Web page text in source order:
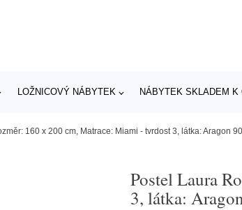
LOŽNICOVÝ NÁBYTEK NÁBYTEK SKLADEM
160 x 200 cm, Matrace: Miami - tvrdost 3, látka: Aragon 90
Postel Laura
3, látka: